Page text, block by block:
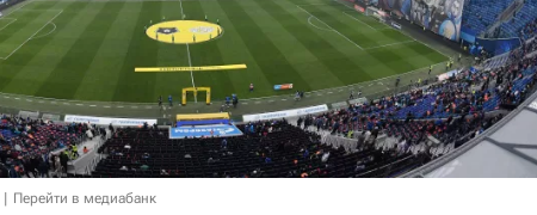
Перейти в медиабанк